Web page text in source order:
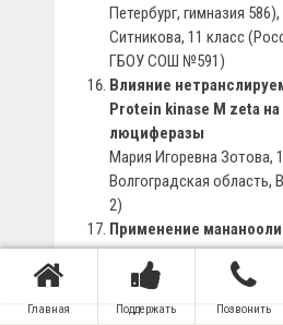
Главная Поддержать Позвонить
Петербург, гимназия
Ситникова, 11 класс
ГБОУ СОШ №591)
Влияние
Protein kinase M zeta
люциферазы
Мария Игоревна Зотова,
Волгоградская
2)
Применение
повышения
продуктов
Наталья Юрьевна